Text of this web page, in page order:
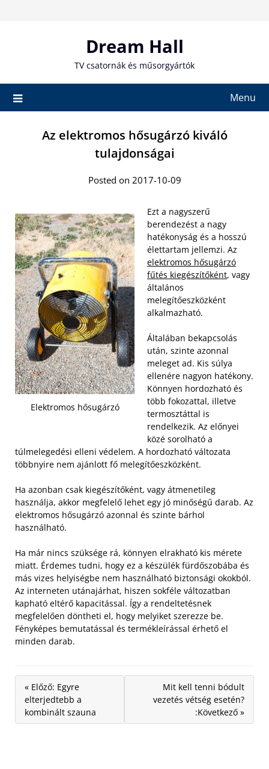
Dream Hall
TV csatornák és műsorgyártók
Menu
Az elektromos hősugárzó kiváló
tulajdonságai
Posted on 2017-10-09
Elektromos hősugárzó
Ezt a nagyszerű
berendezést a nagy
hatékonyság és a hosszú
élettartam jellemzi. Az
elektromos hősugárzó
fűtés kiegészítőként, vagy
általános
melegítőeszközként
alkalmazható.
Általában bekapcsolás
után, szinte azonnal
meleget ad. Kis súlya
ellenére nagyon hatékony.
Könnyen hordozható és
több fokozattal, illetve
termosztáttal is
rendelkezik. Az előnyei
közé sorolható a
túlmelegedési elleni védelem. A hordozható változata
többnyire nem ajánlott fő melegítőeszközként.
Ha azonban csak kiegészítőként, vagy átmenetileg
használja, akkor megfelelő lehet egy jó minőségű darab. Az
elektromos hősugárzó azonnal és szinte bárhol
használható.
Ha már nincs szüksége rá, könnyen elrakható kis mérete
miatt. Érdemes tudni, hogy ez a készülék fürdőszobába és
más vizes helyiségbe nem használható biztonsági okokból.
Az interneten utánajárhat, hiszen sokféle változatban
kapható eltérő kapacitással. Így a rendeltetésnek
megfelelően döntheti el, hogy melyiket szerezze be.
Fényképes bemutatással és termékleírással érhető el
minden darab.
« Előző: Egyre
elterjedtebb a
kombinált szauna
Mit kell tenni bódult
vezetés vétség esetén?
:Következő »